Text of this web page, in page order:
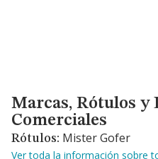
Marcas, Rótulos y
Marcas, Rótulos y
Comerciales
Rótulos: Mister Gofer
Ver toda la información sobre